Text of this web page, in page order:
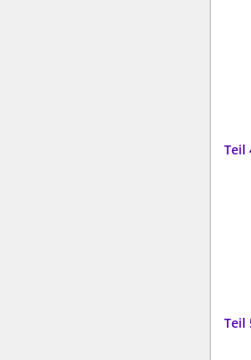
Teil
Teil